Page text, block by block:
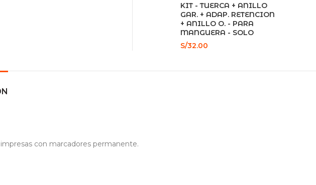
KIT - TUERCA + ANILLO
GAR. + ADAP. RETENCION
+ ANILLO O. - PARA
MANGUERA - SOLO
S/32.00
con marcadores permanente.